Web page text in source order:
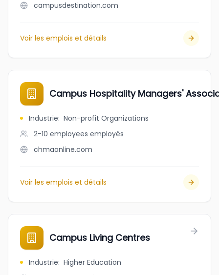
campusdestination.com
Voir les emplois et détails
Campus Hospitality Managers'
Industrie: Non-profit Organizations
2-10 employees employés
chmaonline.com
Voir les emplois et détails
Campus Living Centres
Industrie: Higher Education